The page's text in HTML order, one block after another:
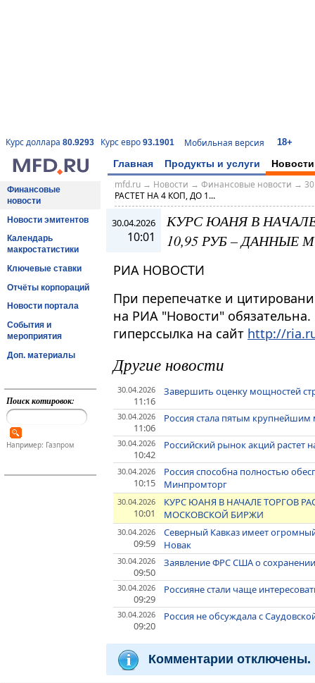
Курс доллара 80.9293 Курс евро 93.1901 Мобильная версия 18+
Главная Продукты и услуги Новости
Финансовые
новости
Новости эмитентов
Календарь
макростатистики
Ключевые ставки
Отчёты корпораций
Новости портала
События и
мероприятия
Доп. материалы
Поиск котировок:
Например: Газпром
mfd.ru→ Новости → Финансовые новости →
РАСТЕТ НА 4 КОП, ДО 1...
30.04.2026
10:01
КУРС ЮАНЯ В
10,95 РУБ – ДАННЫЕ
РИА НОВОСТИ
При перепечатке и
на РИА "Новости"
гиперссылка на сайт http://
Другие новости
30.04.2026
11:16
Завершить оценку мощностей
30.04.2026
11:06
Россия стала пятым
30.04.2026
10:42
Российский рынок акций растет
30.04.2026
10:15
Россия способна полностью
Минпромторг
30.04.2026
10:01
КУРС ЮАНЯ В НАЧАЛЕ ТОРГОВ
МОСКОВСКОЙ БИРЖИ
30.04.2026
09:59
Северный Кавказ имеет
Новак
30.04.2026
09:50
Заявление ФРС США о
30.04.2026
09:29
Россияне стали чаще
30.04.2026
09:20
Россия не обсуждала с
Комментарии отключены.